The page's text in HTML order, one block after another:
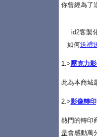
你曾經為了
id2客製化
如何送禮
1.>壓克力
此為本商城
2.>影像轉
熱門的轉印
是會感動萬